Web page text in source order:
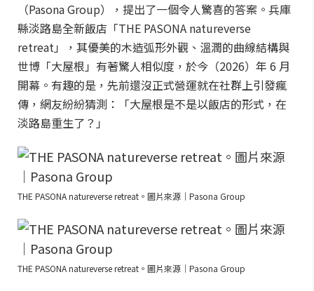
（Pasona Group），提出了一個令人驚喜的答案。兵庫
縣淡路島全新飯店「THE PASONA natureverse
retreat」，其優美的木造弧形外觀、溫潤的曲線結構與
世博「大屋根」有著驚人相似度，於今（2026）年 6 月
開幕。有趣的是，先前還沒正式營運就在社群上引發瘋
傳，網友紛紛猜測：「大屋根是不是以飯店的形式，在
淡路島重生了？」
THE PASONA natureverse retreat。圖片來源｜Pasona Group
THE PASONA natureverse retreat。圖片來源｜Pasona Group